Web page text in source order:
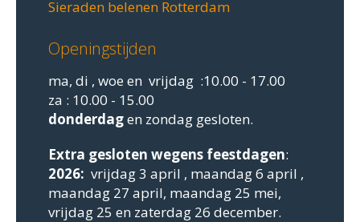
Sieraden belenen Rotterdam
Openingstijden
ma, di , woe en vrijdag :10.00 - 17.00
za : 10.00 - 15.00
donderdagen zondag gesloten.
Extra gesloten wegens feestdagen:
2026: vrijdag 3 april , maandag 6 april ,
maandag 27 april, maandag 25 mei,
vrijdag 25 en zaterdag 26 december.